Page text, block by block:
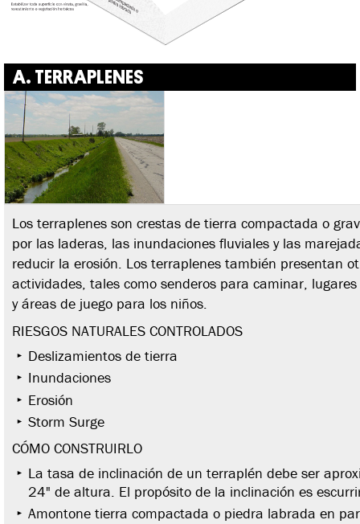
A. TERRAPLENES
Los terraplenes son crestas de tierra compactada o
por las laderas, las inundaciones fluviales y las
reducir la erosión. Los terraplenes también presentan
actividades, tales como senderos para caminar,
y áreas de juego para los niños.
RIESGOS NATURALES CONTROLADOS
Deslizamientos de tierra
Inundaciones
Erosión
Storm Surge
CÓMO CONSTRUIRLO
La tasa de inclinación de un terraplén debe ser
24" de altura. El propósito de la inclinación es
Amontone tierra compactada o piedra labrada en